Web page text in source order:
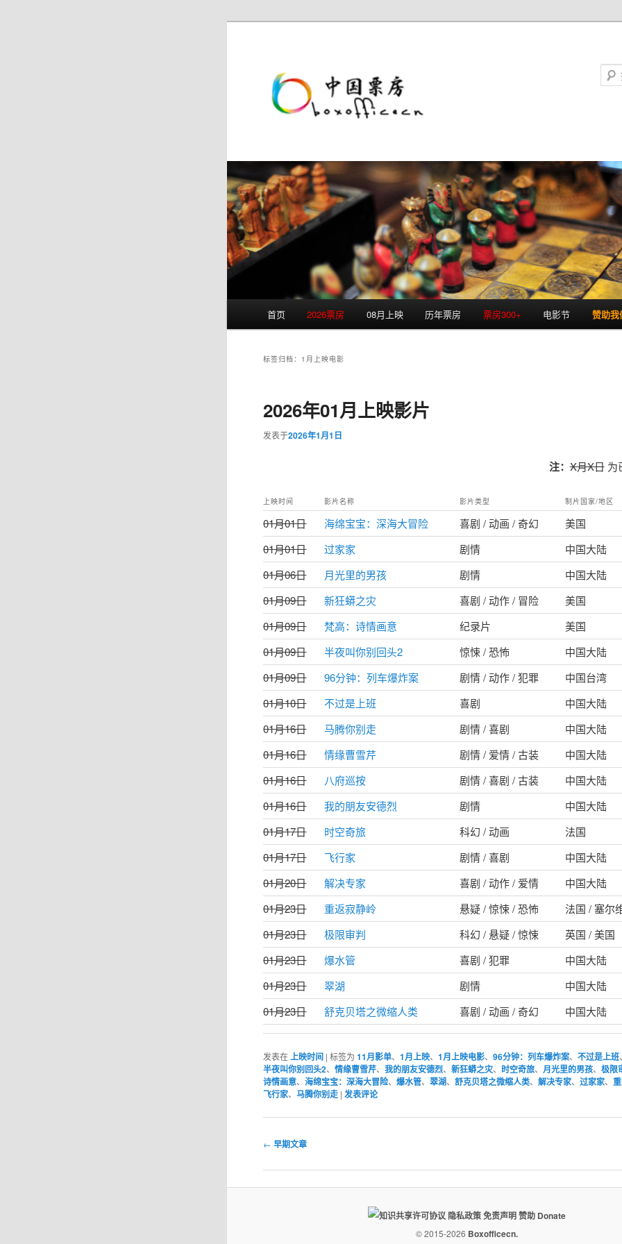
首页 2026票房 08月上映 历年票房 票房300+ 电影节 赞助我
标签归档： 1月上映电影
2026年01月上映影片
发表于2026年1月1日
注：X月X日为
上映时间 影片名称 影片类型 制片国家/地区
01月01日 海绵宝宝：深海大冒险 喜剧 / 动画 / 奇幻
美国
01月01日
过家家 剧情
中国大陆
01月06日
月光里的男孩 剧情
中国大陆
01月09日
新狂蟒之灾 喜剧 / 动作 / 冒险
美国
01月09日
梵高：诗情画意 纪录片
美国
01月09日
半夜叫你别回头2 惊悚 / 恐怖
中国大陆
01月09日
96分钟：列车爆炸案 剧情 / 动作 / 犯罪
中国台湾
01月10日
不过是上班 喜剧
中国大陆
01月16日
马腾你别走 剧情 / 喜剧
中国大陆
01月16日
情缘曹雪芹 剧情 / 爱情 / 古装
中国大陆
01月16日
八府巡按 剧情 / 喜剧 / 古装
中国大陆
01月16日
我的朋友安德烈 剧情
中国大陆
01月17日
时空奇旅 科幻 / 动画
法国
01月17日
飞行家 剧情 / 喜剧
中国大陆
01月20日
解决专家 喜剧 / 动作 / 爱情
中国大陆
01月23日
重返寂静岭 悬疑 / 惊悚 / 恐怖
法国 / 塞尔
01月23日
极限审判 科幻 / 悬疑 / 惊悚
英国 / 美国
01月23日
爆水管 喜剧 / 犯罪
中国大陆
01月23日
翠湖 剧情
中国大陆
01月23日
舒克贝塔之微缩人类 喜剧 / 动画 / 奇幻 中国大陆
发表在 上映时间 |标签为 11月影单、1月上映、1月上映电影、96分钟：列车爆炸案、不过是上班
半夜叫你别回头2、情缘曹雪芹、我的朋友安德烈、新狂蟒之灾、 时空奇旅、 月光里的男孩、极限
诗情画意、海绵宝宝：深海大冒险、爆水管、翠湖、舒克贝塔之微缩人类、解决专家、过家家、
飞行家、马腾你别走 |发表评论
文
航
← 早期文章
隐私政策免责声明赞助 Donate
© 2015-2026 Boxofficecn.